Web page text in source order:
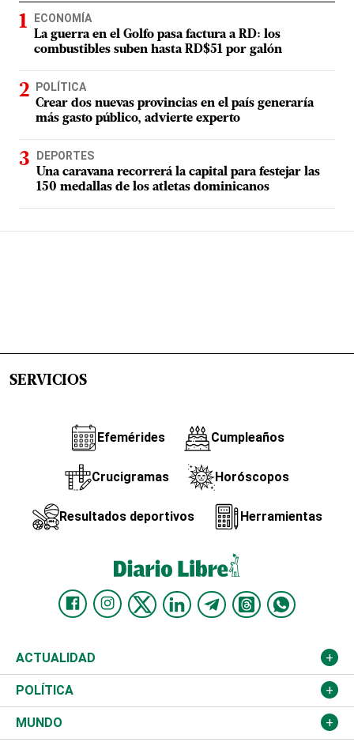
ECONOMÍA
La guerra en el Golfo pasa factura a RD: los
combustibles suben hasta RD$51 por galón
POLÍTICA
Crear dos nuevas provincias en el país generaría
más gasto público, advierte experto
DEPORTES
Una caravana recorrerá la capital para festejar las
150 medallas de los atletas dominicanos
SERVICIOS
Efemérides Cumpleaños
Crucigramas Horóscopos
Resultados deportivos Herramientas
ACTUALIDAD
Nacional
Ciudad
POLÍTICA
Partidos
MUNDO